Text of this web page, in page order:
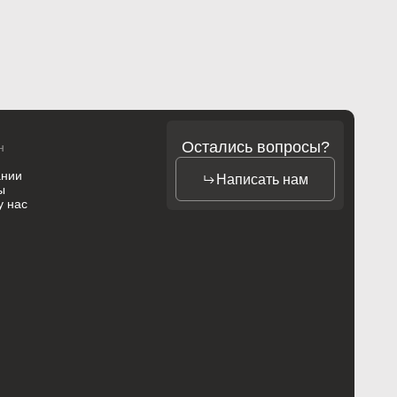
нас
Остались вопросы?
Написать нам